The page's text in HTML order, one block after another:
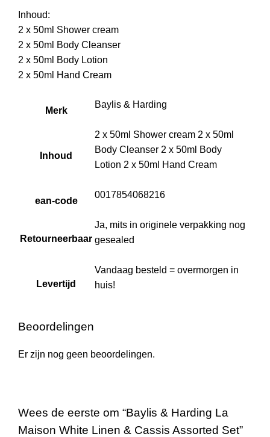
Inhoud:
2 x 50ml Shower cream
2 x 50ml Body Cleanser
2 x 50ml Body Lotion
2 x 50ml Hand Cream
Merk
Baylis & Harding
Inhoud
2 x 50ml Shower cream 2 x 50ml
Body Cleanser 2 x 50ml Body
Lotion 2 x 50ml Hand Cream
ean-code
0017854068216
Retourneerbaar
Ja, mits in originele verpakking nog
gesealed
Levertijd
Vandaag besteld = overmorgen in
huis!
Beoordelingen
Er zijn nog geen beoordelingen.
Wees de eerste om “Baylis & Harding La
Maison White Linen & Cassis Assorted Set”